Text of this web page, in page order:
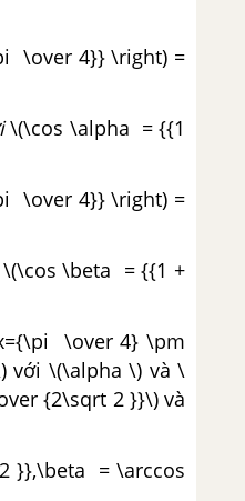
\over 4}} \right) =
\(\cos \alpha = {{1
\over 4}} \right) =
\(\cos \beta = {{1 +
\over 4} \pm
với \(\alpha \) và \
{2\sqrt 2 }}\) và
}},\beta = \arccos